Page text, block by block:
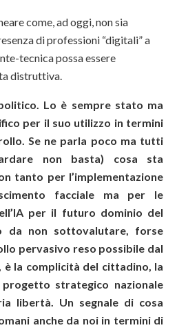
come, ad oggi, non sia
di professioni “digitali” a
tecnica possa essere
distruttiva.
Lo è sempre stato ma
per il suo utilizzo in termini
Se ne parla poco ma tutti
non basta) cosa sta
tanto per l’implementazione
facciale ma per le
per il futuro dominio del
da non sottovalutare, forse
pervasivo reso possibile dal
la complicità del cittadino, la
strategico nazionale
libertà. Un segnale di cosa
anche da noi in termini di